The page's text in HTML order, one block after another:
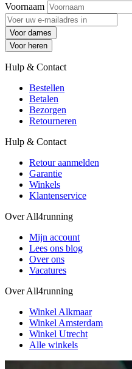
Voornaam
Voor dames
Voor heren
Hulp & Contact
Bestellen
Betalen
Bezorgen
Retourneren
Hulp & Contact
Retour aanmelden
Garantie
Winkels
Klantenservice
Over All4running
Mijn account
Lees ons blog
Over ons
Vacatures
Over All4running
Winkel Alkmaar
Winkel Amsterdam
Winkel Utrecht
Alle winkels